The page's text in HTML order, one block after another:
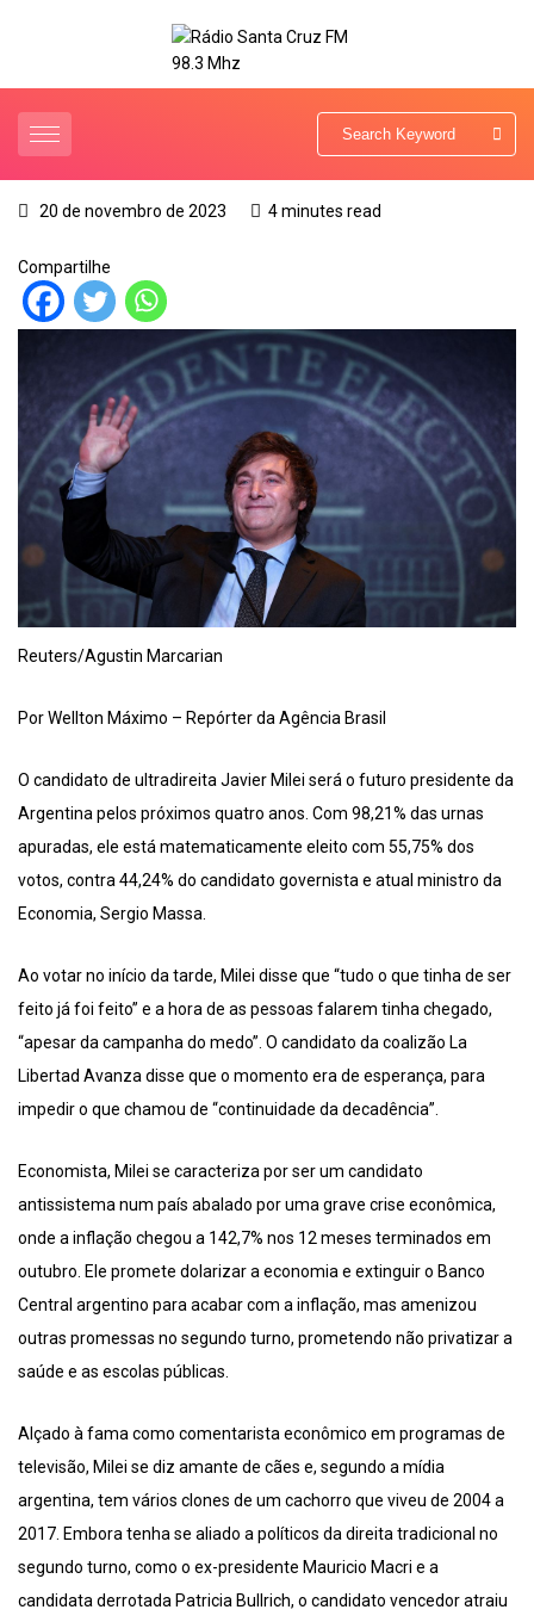
20 de novembro de 2023 4 minutes read
Compartilhe
Reuters/Agustin Marcarian
Por Wellton Máximo – Repórter da Agência Brasil
O candidato de ultradireita Javier Milei será o futuro presidente da
Argentina pelos próximos quatro anos. Com 98,21% das urnas
apuradas, ele está matematicamente eleito com 55,75% dos
votos, contra 44,24% do candidato governista e atual ministro da
Economia, Sergio Massa.
Ao votar no início da tarde, Milei disse que “tudo o que tinha de ser
feito já foi feito” e a hora de as pessoas falarem tinha chegado,
“apesar da campanha do medo”. O candidato da coalizão La
Libertad Avanza disse que o momento era de esperança, para
impedir o que chamou de “continuidade da decadência”.
Economista, Milei se caracteriza por ser um candidato
antissistema num país abalado por uma grave crise econômica,
onde a inflação chegou a 142,7% nos 12 meses terminados em
outubro. Ele promete dolarizar a economia e extinguir o Banco
Central argentino para acabar com a inflação, mas amenizou
outras promessas no segundo turno, prometendo não privatizar a
saúde e as escolas públicas.
Alçado à fama como comentarista econômico em programas de
televisão, Milei se diz amante de cães e, segundo a mídia
argentina, tem vários clones de um cachorro que viveu de 2004 a
2017. Embora tenha se aliado a políticos da direita tradicional no
segundo turno, como o ex-presidente Mauricio Macri e a
candidata derrotada Patricia Bullrich, o candidato vencedor atraiu